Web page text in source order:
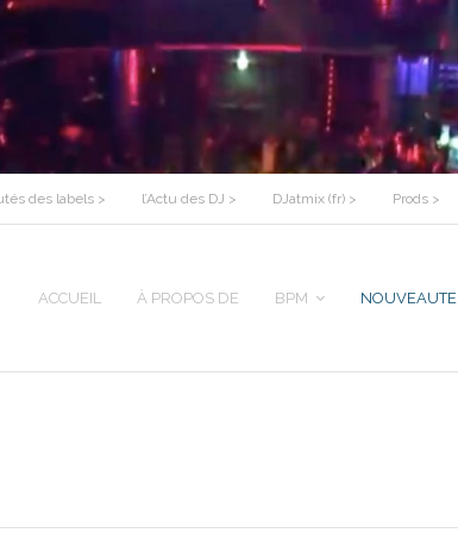
des labels > l’Actu des DJ > DJatmix (fr) > Prods >
ACCUEIL À PROPOS DE BPM NOUVEAUTE